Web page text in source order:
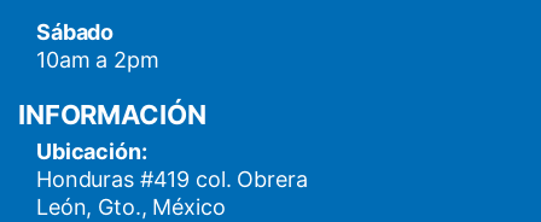
Sábado
10am a 2pm
INFORMACIÓN
Ubicación:
Honduras #419 col. Obrera
León, Gto., México